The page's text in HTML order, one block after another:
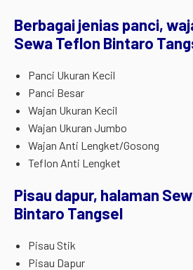
Berbagai jenias panci,
Sewa Teflon Bintaro
Panci Ukuran Kecil
Panci Besar
Wajan Ukuran Kecil
Wajan Ukuran Jumbo
Wajan Anti Lengket/Gosong
Teflon Anti Lengket
Pisau dapur, halaman
Bintaro Tangsel
Pisau Stik
Pisau Dapur